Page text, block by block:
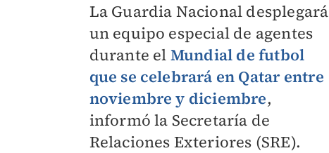
La Guardia Nacional desplegará
un equipo especial de agentes
durante el Mundial de futbol
que se celebrará en Qatar entre
noviembre y diciembre,
informó la Secretaría de
Relaciones Exteriores (SRE).